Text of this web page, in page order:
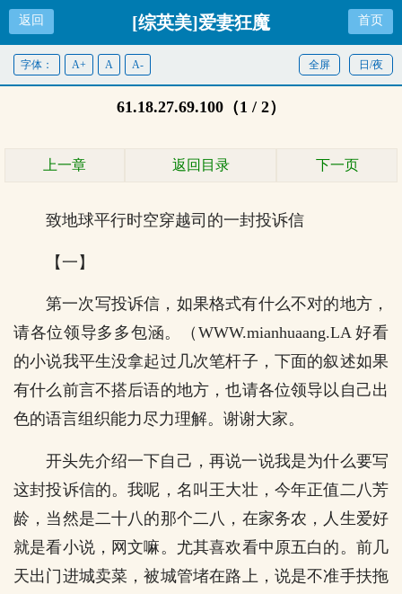
返回 [综英美]爱妻狂魔 首页
日/夜
全屏
字体： A+ A A-
61.18.27.69.100（1 / 2）
上一章 返回目录 下一页
致地球平行时空穿越司的一封投诉信
【一】
第一次写投诉信，如果格式有什么不对的地方，
请各位领导多多包涵。（WWW.mianhuaang.LA 好看
的小说我平生没拿起过几次笔杆子，下面的叙述如果
有什么前言不搭后语的地方，也请各位领导以自己出
色的语言组织能力尽力理解。谢谢大家。
开头先介绍一下自己，再说一说我是为什么要写
这封投诉信的。我呢，名叫王大壮，今年正值二八芳
龄，当然是二十八的那个二八，在家务农，人生爱好
就是看小说，网文嘛。尤其喜欢看中原五白的。前几
天出门进城卖菜，被城管堵在路上，说是不准手扶拖